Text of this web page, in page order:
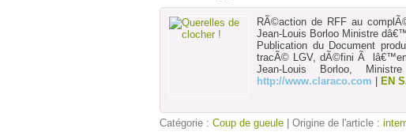
RÃ©action de RFF au
Jean-Louis Borloo Ministre
Publication du Document
tracÃ© LGV, dÃ©fini Ã
Jean-Louis Borloo,
http://www.claraco.com
EN
Catégorie : Coup de gueule | Origine de l'article :